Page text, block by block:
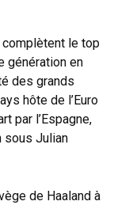
complètent le top
génération en
des grands
hôte de l’Euro
par l’Espagne,
sous Julian
de Haaland à